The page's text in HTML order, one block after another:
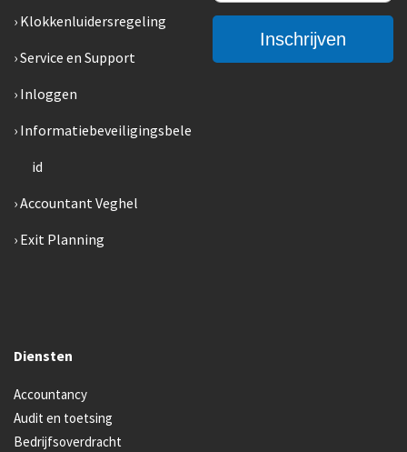
Klokkenluidersregeling
Service en Support
Inloggen
Informatiebeveiligingsbele
id
Accountant Veghel
Exit Planning
Diensten
Accountancy
Audit en toetsing
Bedrijfsoverdracht